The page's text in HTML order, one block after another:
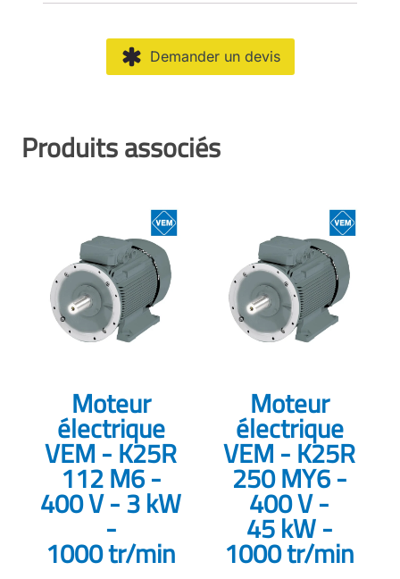
Demander un devis
Produits associés
Moteur
électrique
VEM - K25R
112 M6 -
400 V - 3 kW
-
1000 tr/min
Moteur
électrique
VEM - K25R
250 MY6 -
400 V -
45 kW -
1000 tr/min